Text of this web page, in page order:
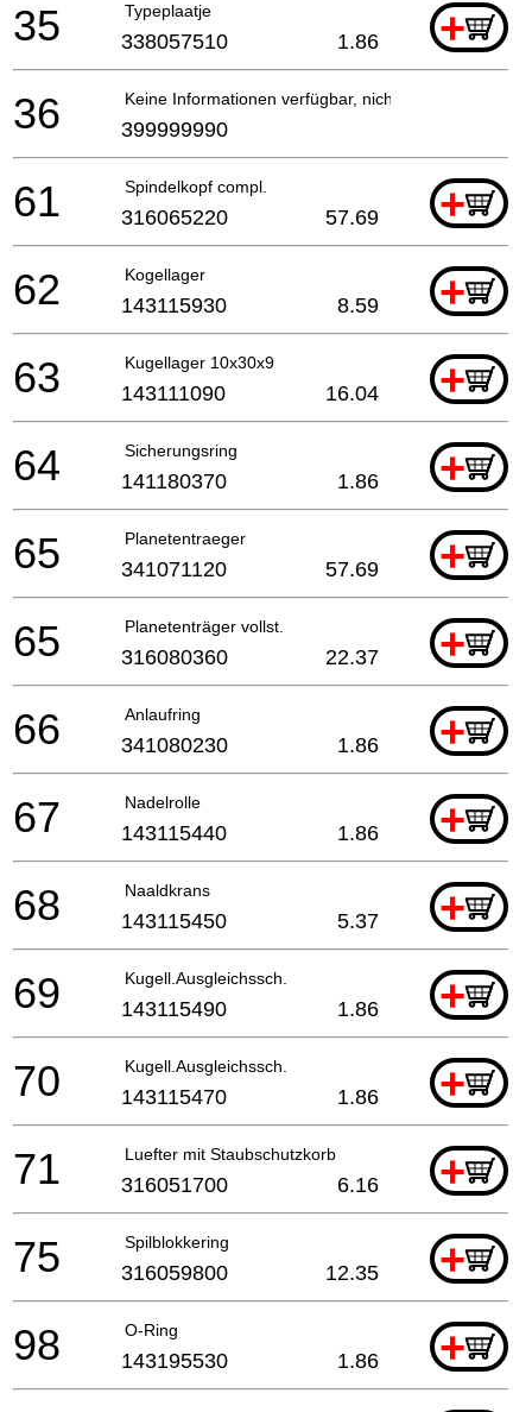
Typeplaatje +
35 338057510 1.86
Keine Informationen verfügbar, nicht bestellbar
36 399999990
Spindelkopf compl. +
61 316065220 57.69
Kogellager +
62 143115930 8.59
Kugellager 10x30x9 +
63 143111090 16.04
Sicherungsring +
64 141180370 1.86
Planetentraeger +
65 341071120 57.69
Planetenträger vollst. +
65 316080360 22.37
Anlaufring +
66 341080230 1.86
Nadelrolle +
67 143115440 1.86
Naaldkrans +
68 143115450 5.37
Kugell.Ausgleichssch. +
69 143115490 1.86
Kugell.Ausgleichssch. +
70 143115470 1.86
Luefter mit Staubschutzkorb +
71 316051700 6.16
Spilblokkering +
75 316059800 12.35
O-Ring +
98 143195530 1.86